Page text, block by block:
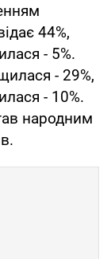
44%,
- 5%.
- 29%,
- 10%.
народним